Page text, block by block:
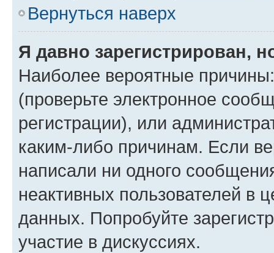
Вернуться наверх
Я давно зарегистрирован,
Наиболее вероятные
(проверьте электронное
регистрации), или
каким-либо причинам. Если
написали ни одного
неактивных пользователей в
данных. Попробуйте
участие в дискуссиях.